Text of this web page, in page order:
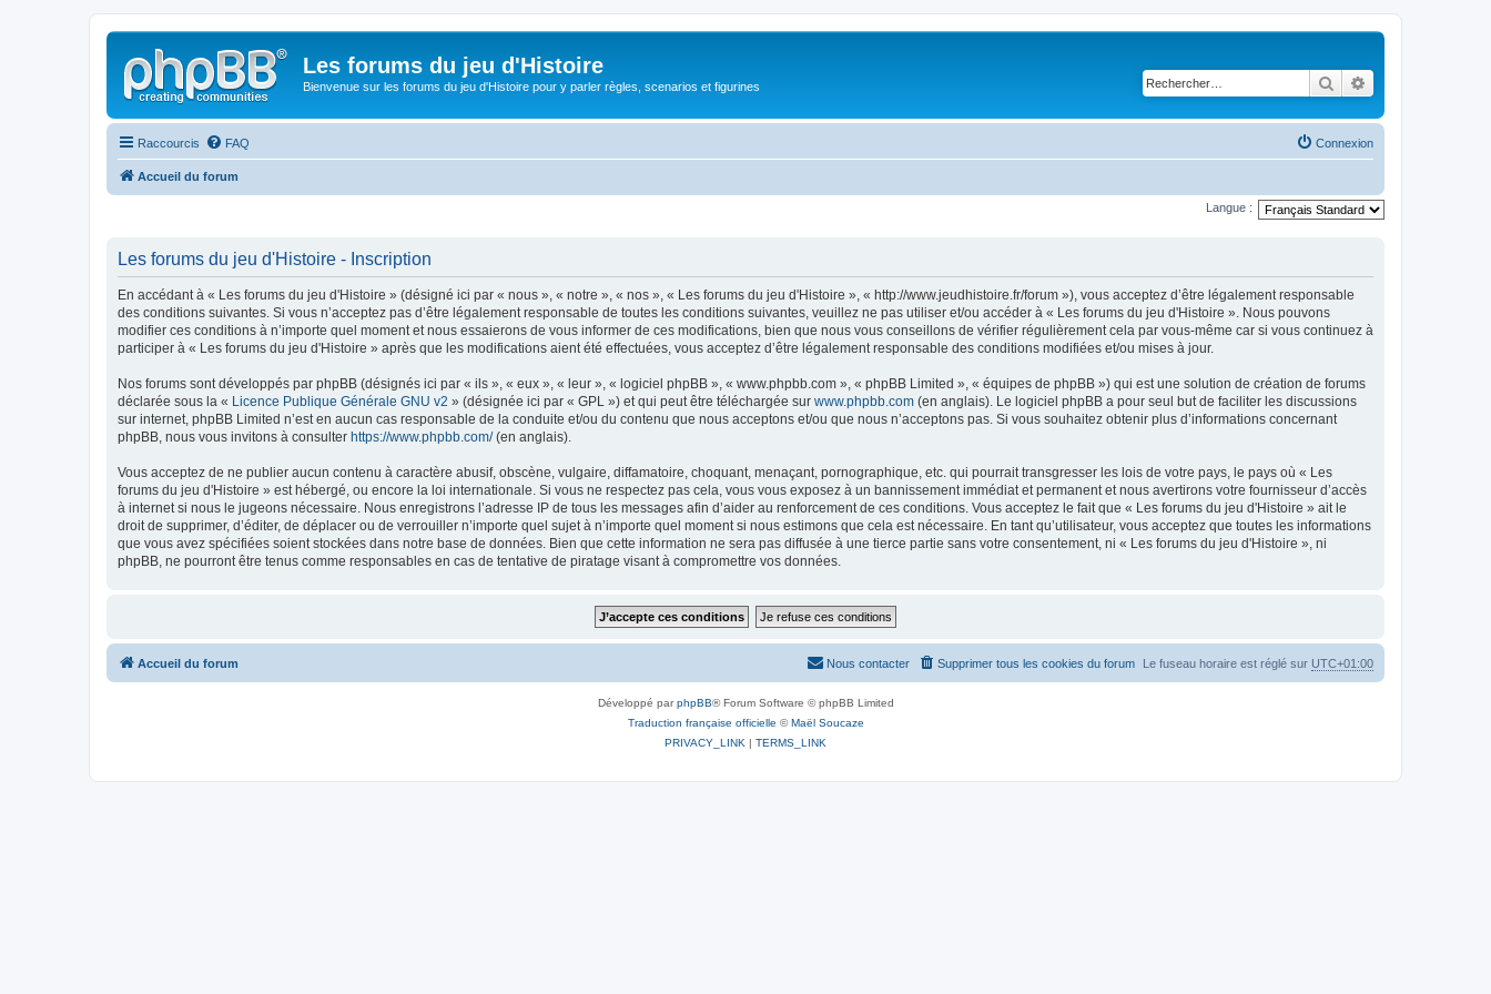
Les forums du jeu d'Histoire
Bienvenue sur les forums du jeu d'Histoire pour y parler règles, scenarios et figurines Rechercher
Raccourcis FAQ Connexion
Accueil du forum
Langue :
Les forums du jeu d'Histoire - Inscription
En accédant à « Les forums du jeu d'Histoire » (désigné ici par « nous », « notre », « nos », « Les forums du jeu d'Histoire », « http://www.jeudhistoire.fr/forum »), vous acceptez d’être légalement responsable
des conditions suivantes. Si vous n’acceptez pas d’être légalement responsable de toutes les conditions suivantes, veuillez ne pas utiliser et/ou accéder à « Les forums du jeu d'Histoire ». Nous pouvons
modifier ces conditions à n’importe quel moment et nous essaierons de vous informer de ces modifications, bien que nous vous conseillons de vérifier régulièrement cela par vous-même car si vous continuez à
participer à « Les forums du jeu d'Histoire » après que les modifications aient été effectuées, vous acceptez d’être légalement responsable des conditions modifiées et/ou mises à jour.
Nos forums sont développés par phpBB (désignés ici par « ils », « eux », « leur », « logiciel phpBB », « www.phpbb.com », « phpBB Limited », « équipes de phpBB ») qui est une solution de création de forums
déclarée sous la « Licence Publique Générale GNU v2 » (désignée ici par « GPL ») et qui peut être téléchargée sur www.phpbb.com (en anglais). Le logiciel phpBB a pour seul but de faciliter les discussions
sur internet, phpBB Limited n’est en aucun cas responsable de la conduite et/ou du contenu que nous acceptons et/ou que nous n’acceptons pas. Si vous souhaitez obtenir plus d’informations concernant
phpBB, nous vous invitons à consulter https://www.phpbb.com/(en anglais).
Vous acceptez de ne publier aucun contenu à caractère abusif, obscène, vulgaire, diffamatoire, choquant, menaçant, pornographique, etc. qui pourrait transgresser les lois de votre pays, le pays où « Les
forums du jeu d'Histoire » est hébergé, ou encore la loi internationale. Si vous ne respectez pas cela, vous vous exposez à un bannissement immédiat et permanent et nous avertirons votre fournisseur d’accès
à internet si nous le jugeons nécessaire. Nous enregistrons l’adresse IP de tous les messages afin d’aider au renforcement de ces conditions. Vous acceptez le fait que « Les forums du jeu d'Histoire » ait le
droit de supprimer, d’éditer, de déplacer ou de verrouiller n’importe quel sujet à n’importe quel moment si nous estimons que cela est nécessaire. En tant qu’utilisateur, vous acceptez que toutes les informations
que vous avez spécifiées soient stockées dans notre base de données. Bien que cette information ne sera pas diffusée à une tierce partie sans votre consentement, ni « Les forums du jeu d'Histoire », ni
phpBB, ne pourront être tenus comme responsables en cas de tentative de piratage visant à compromettre vos données.
Accueil du forum Le fuseau horaire est réglé sur UTC+01:00
Supprimer tous les cookies du forum
Nous contacter
Développé parphpBB® Forum Software © phpBB Limited
Traduction française officielle ©Maël Soucaze
PRIVACY_LINK | TERMS_LINK